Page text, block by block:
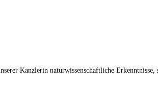
Kanzlerin naturwissenschaftliche